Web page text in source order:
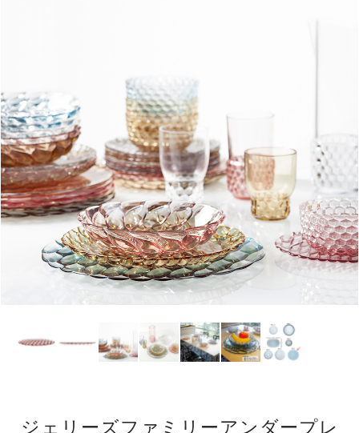
ジェリーズファミリーアンダープレ